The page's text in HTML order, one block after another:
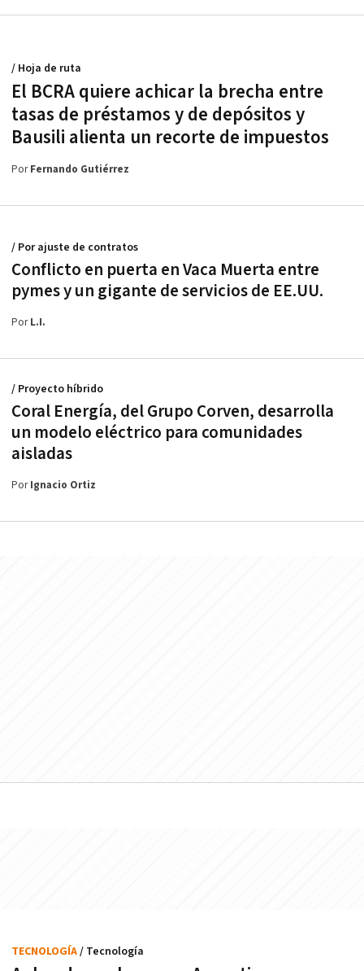
El BCRA quiere achicar la brecha entre
tasas de préstamos y de depósitos y
Bausili alienta un recorte de impuestos
/ Hoja de ruta
PorFernando Gutiérrez
Conflicto en puerta en Vaca Muerta entre
pymes y un gigante de servicios de EE.UU.
/ Por ajuste de contratos
PorL.I.
Coral Energía, del Grupo Corven, desarrolla
un modelo eléctrico para comunidades
aisladas
/ Proyecto híbrido
PorIgnacio Ortiz
TECNOLOGÍA/ Tecnología